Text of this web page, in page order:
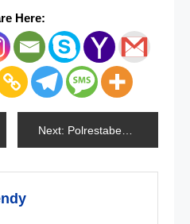
Here:
Next: Polrestabes Surabaya Amankan 4 Tersangka Pencabulan Anak Dibawah Umur